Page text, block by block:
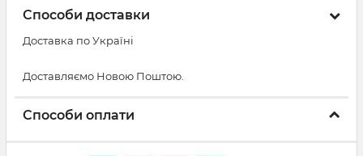
Способи доставки
Доставка по Україні
Доставляємо Новою Поштою.
Способи оплати